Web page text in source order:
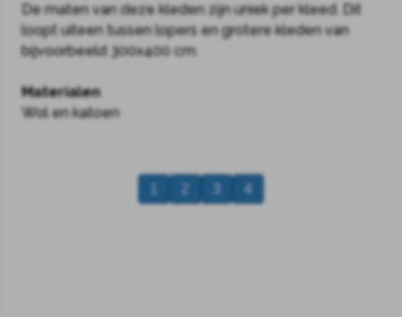
De maten van deze kleden zijn uniek per kleed. Dit
loopt uiteen tussen lopers en grotere kleden van
bijvoorbeeld 300x400 cm.
Materialen
Wol en katoen
4